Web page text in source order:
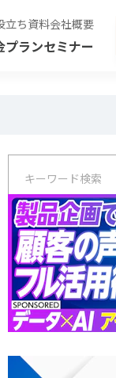
立ち資料会社概要
プランセミナー